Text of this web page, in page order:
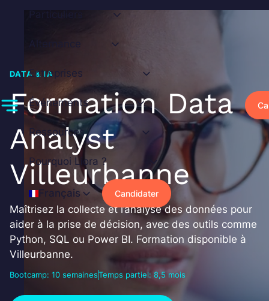
Particuliers
Alternance
Entreprises
Événements
Ressources
Pourquoi Liora ?
Français Candidater
DATA & IA
Formation Data
Analyst
Villeurbanne
Maîtrisez la collecte et l’analyse des données pour
aider à la prise de décision, avec des outils comme
Python, SQL ou Power BI. Formation disponible à
Villeurbanne.
Bootcamp: 10 semainesTemps partiel: 8,5 mois